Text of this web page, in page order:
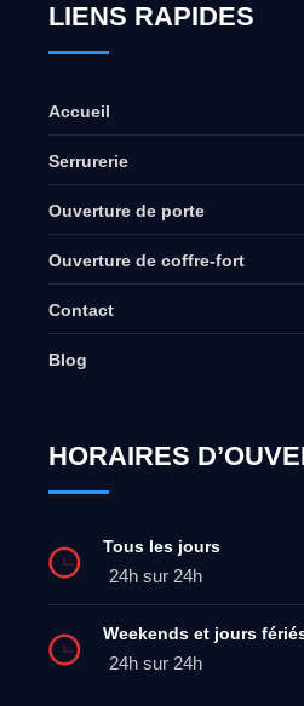
LIENS RAPIDES
Accueil
Serrurerie
Ouverture de porte
Ouverture de coffre-fort
Contact
Blog
HORAIRES
Tous les jours
24h sur 24h
Weekends et jours
24h sur 24h